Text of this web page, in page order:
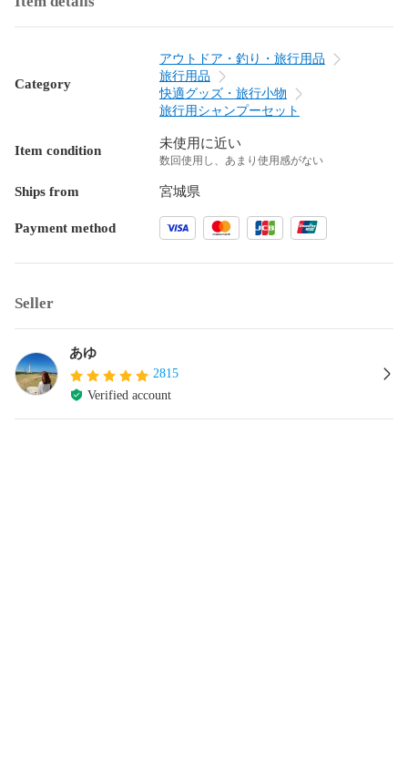
Category
アウトドア・釣り・旅行用品
旅行用品
快適グッズ・旅行小物
旅行用シャンプーセット
Item condition 未使用に近い
数回使用し、あまり使用感がない
Ships from 宮城県
Payment method
Seller
あゆ
2815
Verified account